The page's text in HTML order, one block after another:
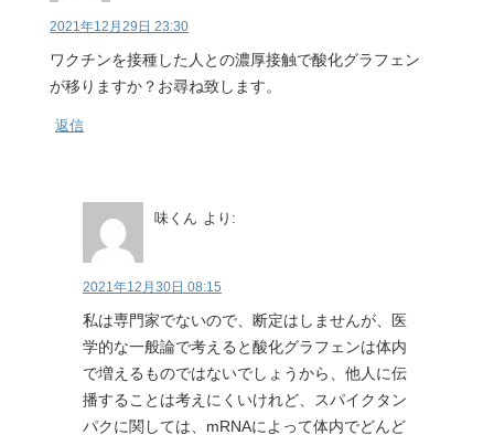
2021年12月29日 23:30
ワクチンを接種した人との濃厚接触で酸化グラフェン
が移りますか？お尋ね致します。
返信
味くん より:
2021年12月30日 08:15
私は専門家でないので、断定はしませんが、医
学的な一般論で考えると酸化グラフェンは体内
で増えるものではないでしょうから、他人に伝
播することは考えにくいけれど、スパイクタン
パクに関しては、mRNAによって体内でどんど